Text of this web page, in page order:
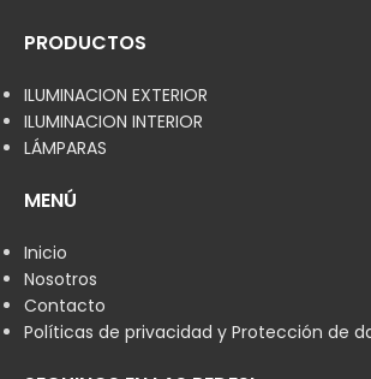
PRODUCTOS
ILUMINACION EXTERIOR
ILUMINACION INTERIOR
LÁMPARAS
MENÚ
Inicio
Nosotros
Contacto
Políticas de privacidad y Protección de